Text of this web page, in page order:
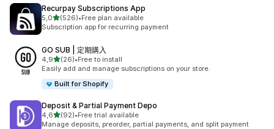
Recurpay Subscriptions App
5,0na 5 gwiazdek
(526)
Łączna liczba recenzji: 526
•Free plan available
Subscription app for recurring payment
GO SUB | 定期購入
4,9na 5 gwiazdek
(26)
Łączna liczba recenzji: 26
•Free to install
Easily add and manage subscriptions on your store.
Built for Shopify
Deposit & Partial Payment Depo
4,6na 5 gwiazdek
(92)
Łączna liczba recenzji: 92
•Free trial available
Manage deposits, preorder, partial payments, and split payment